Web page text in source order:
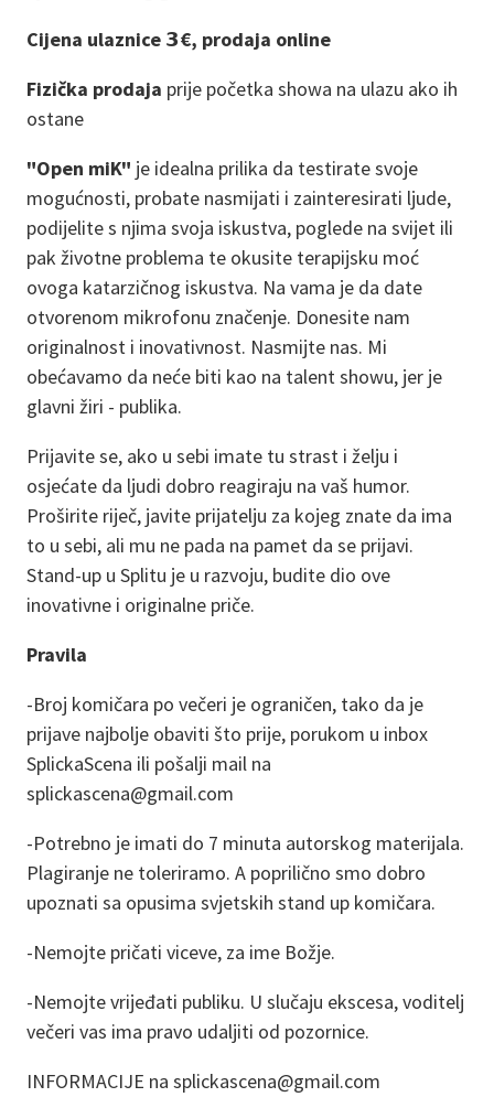
Cijena ulaznice 𝟯€, prodaja online
Fizička prodaja prije početka showa na ulazu ako ih
ostane
"Open miK" je idealna prilika da testirate svoje
mogućnosti, probate nasmijati i zainteresirati ljude,
podijelite s njima svoja iskustva, poglede na svijet ili
pak životne problema te okusite terapijsku moć
ovoga katarzičnog iskustva. Na vama je da date
otvorenom mikrofonu značenje. Donesite nam
originalnost i inovativnost. Nasmijte nas. Mi
obećavamo da neće biti kao na talent showu, jer je
glavni žiri - publika.
Prijavite se, ako u sebi imate tu strast i želju i
osjećate da ljudi dobro reagiraju na vaš humor.
Proširite riječ, javite prijatelju za kojeg znate da ima
to u sebi, ali mu ne pada na pamet da se prijavi.
Stand-up u Splitu je u razvoju, budite dio ove
inovativne i originalne priče.
Pravila
-Broj komičara po večeri je ograničen, tako da je
prijave najbolje obaviti što prije, porukom u inbox
SplickaScena ili pošalji mail na
splickascena@gmail.com
-Potrebno je imati do 7 minuta autorskog materijala.
Plagiranje ne toleriramo. A poprilično smo dobro
upoznati sa opusima svjetskih stand up komičara.
-Nemojte pričati viceve, za ime Božje.
-Nemojte vrijeđati publiku. U slučaju ekscesa, voditelj
večeri vas ima pravo udaljiti od pozornice.
INFORMACIJE na splickascena@gmail.com